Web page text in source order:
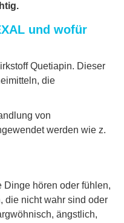
und wofür
Quetiapin. Dieser
die
von
werden wie z.
hören oder fühlen,
die nicht wahr sind oder
ängstlich,